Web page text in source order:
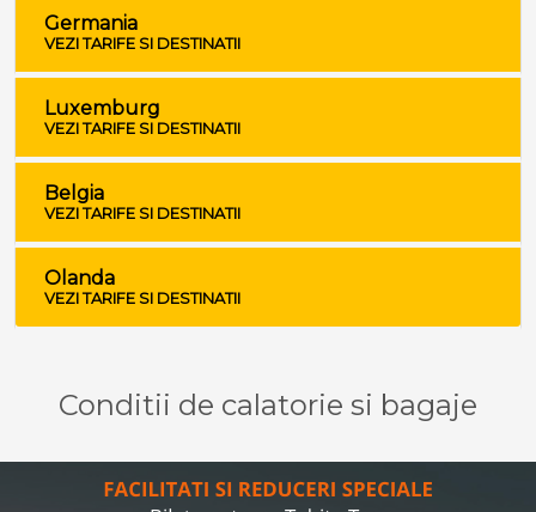
Germania
VEZI TARIFE SI DESTINATII
Luxemburg
VEZI TARIFE SI DESTINATII
Belgia
VEZI TARIFE SI DESTINATII
Olanda
VEZI TARIFE SI DESTINATII
Conditii de calatorie si bagaje